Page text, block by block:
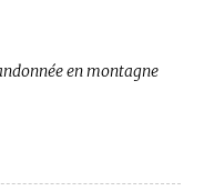
en montagne